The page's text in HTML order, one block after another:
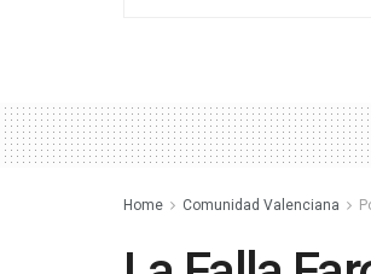
Home Comunidad Valenciana